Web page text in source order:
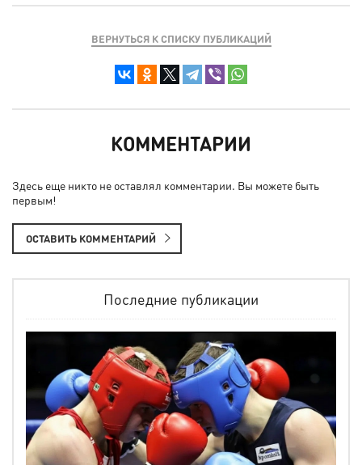
ВЕРНУТЬСЯ К СПИСКУ ПУБЛИКАЦИЙ
КОММЕНТАРИИ
Здесь еще никто не оставлял комментарии. Вы можете быть
первым!
ОСТАВИТЬ КОММЕНТАРИЙ
Последние публикации